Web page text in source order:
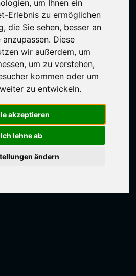
um Ihnen ein
Erlebnis zu ermöglichen
die Sie sehen, besser an
Diese
wir außerdem, um
um zu verstehen,
kommen oder um
zu entwickeln.
akzeptieren
Ich lehne ab
ändern